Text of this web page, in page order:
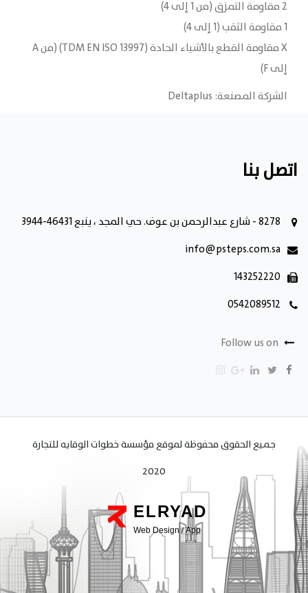
2 مقاومة التمزق (من 1 إلى 4)
1 مقاومة الثقب (1 إلى 4)
X مقاومة القطع بالأشياء الحادة (TDM EN ISO 13997) (من A
إلى F)
الشركة المصنعة: Deltaplus
اتصل بنا
8278 - شارع عبدالرحمن بن عوف. حي المجد ، ينبع 46431-3944
info@psteps.com.sa
143252220
0542089512
Follow us on
جميع الحقوق محفوظة لموقع مؤسسة خطوات الوقايه للتجارة
2020
ELRYAD
Web Design/App